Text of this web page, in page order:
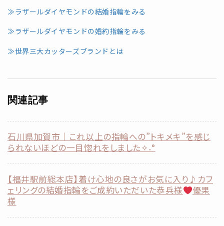
≫ラザールダイヤモンドの結婚指輪をみる
≫ラザールダイヤモンドの婚約指輪をみる
≫世界三大カッターズブランドとは
関連記事
石川県加賀市｜これ以上の指輪への”トキメキ”を感じ
られないほどの一目惚れをしました✧˖°
【福井駅前総本店】着け心地の良さがお気に入り♪カフ
ェリングの結婚指輪をご成約いただいた恭兵様
優果
様